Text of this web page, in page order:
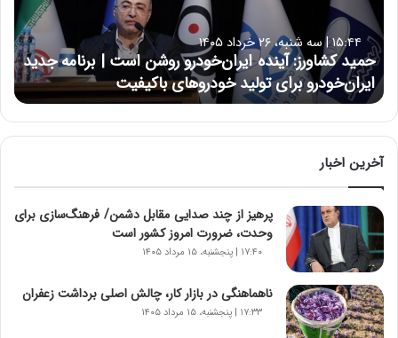
ش
ا
و
ر
ز
:
آ
ی
ن
ه
ا
ی
ر
ا
ن‌
خ
و
۱۵:۴۴ | سه شنبه، ۲۶ خرداد ۱۴۰۵
حمید کشاورز: آینده ایران‌خودرو روشن است | برنامه جدید
ایران‌خودرو برای تولید خودروهای باکیفیت
آخرین اخبار
پرهیز از چند صدایی مقابل دشمن/ فرهنگ‌سازی برای
وحدت، ضرورت امروز کشور است
۱۷:۴۰ | پنجشنبه، ۱۵ مرداد ۱۴۰۵
ناهماهنگی در بازار کار، چالش اصلی برداشت زعفران
۱۷:۳۳ | پنجشنبه، ۱۵ مرداد ۱۴۰۵